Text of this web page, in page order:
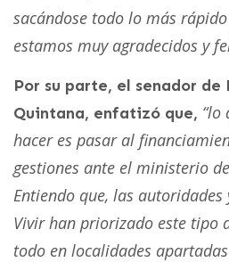
sacándose todo lo más
estamos muy agradecidos y
Por su parte, el senador de
Quintana, enfatizó que, “lo
hacer es pasar al
gestiones ante el ministerio
Entiendo que, las
Vivir han priorizado este tipo
todo en localidades